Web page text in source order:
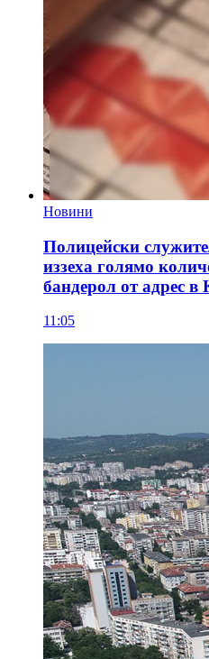
Новини
Полицейски
иззеха голямо
бандерол от адрес в
11:05